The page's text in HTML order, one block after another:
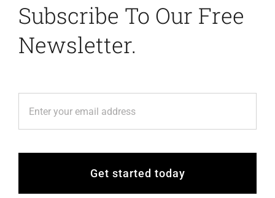
Subscribe To Our Free
Newsletter.
Get started today